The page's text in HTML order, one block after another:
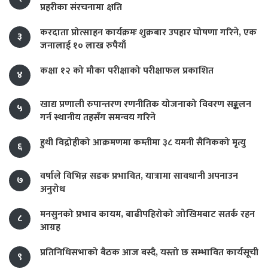
प्रहरीका संरचनामा क्षति
३
करदाता प्रोत्साहन कार्यक्रमः शुक्रबार उपहार घोषणा गरिने, एक
जनालाई १० लाख रुपैयाँ
४
कक्षा १२ को मौका परीक्षाको परीक्षाफल प्रकाशित
५
खाद्य प्रणाली रुपान्तरण रणनीतिक योजनाको विवरण सङ्कलन
गर्न स्थानीय तहसँग समन्वय गरिने
६
हुथी विद्रोहीको आक्रमणमा कम्तीमा ३८ यमनी सैनिकको मृत्यु
७
वर्षाले विभिन्न सडक प्रभावित, यात्रामा सावधानी अपनाउन
अनुरोध
८
मनसुनको प्रभाव कायम, बाढीपहिरोको जोखिमबाट सतर्क रहन
आग्रह
९
प्रतिनिधिसभाको बैठक आज बस्दै, यस्तो छ सम्भावित कार्यसूची